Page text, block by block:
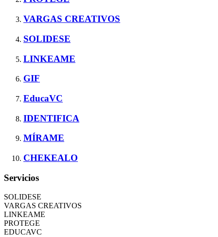
VARGAS CREATIVOS
SOLIDESE
LINKEAME
GIF
EducaVC
IDENTIFICA
MÍRAME
CHEKEALO
Servicios
SOLIDESE
VARGAS CREATIVOS
LINKEAME
PROTEGE
EDUCAVC